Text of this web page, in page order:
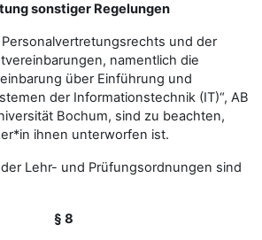
sonstiger Regelungen
und der
namentlich die
über Einführung und
der Informationstechnik (IT)“, AB
Bochum, sind zu beachten,
ihnen unterworfen ist.
Lehr- und Prüfungsordnungen sind
§ 8